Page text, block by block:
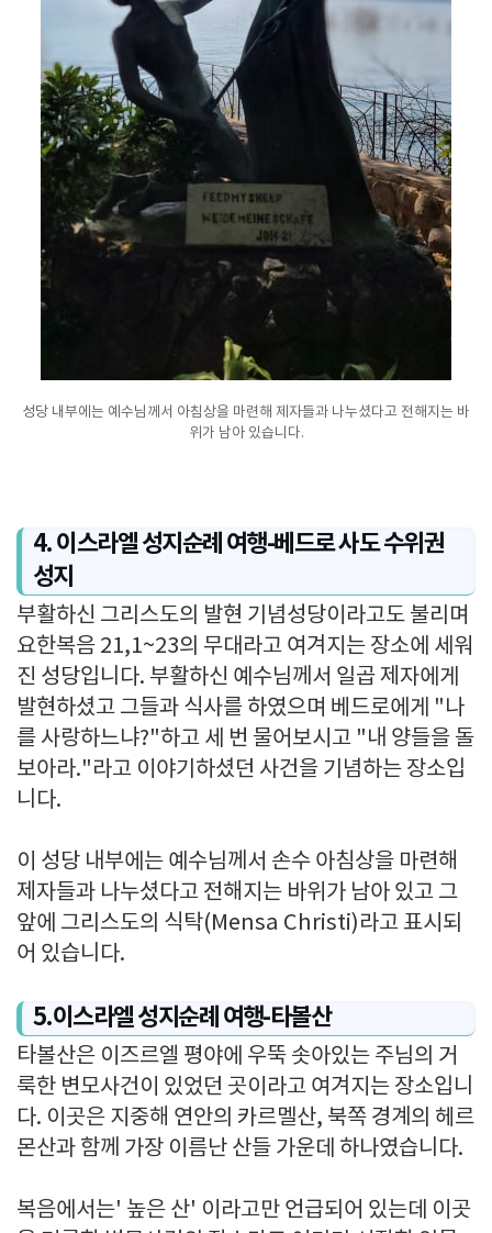
성당 내부에는 예수님께서 아침상을 마련해 제자들과 나누셨다고 전해지는 바
위가 남아 있습니다.
4. 이스라엘 성지순례 여행-베드로 사도 수위권
성지
부활하신 그리스도의 발현 기념성당이라고도 불리며
요한복음 21,1~23의 무대라고 여겨지는 장소에 세워
진 성당입니다. 부활하신 예수님께서 일곱 제자에게
발현하셨고 그들과 식사를 하였으며 베드로에게 "나
를 사랑하느냐?"하고 세 번 물어보시고 "내 양들을 돌
보아라."라고 이야기하셨던 사건을 기념하는 장소입
니다.
이 성당 내부에는 예수님께서 손수 아침상을 마련해
제자들과 나누셨다고 전해지는 바위가 남아 있고 그
앞에 그리스도의 식탁(Mensa Christi)라고 표시되
어 있습니다.
5.이스라엘 성지순례 여행-타볼산
타볼산은 이즈르엘 평야에 우뚝 솟아있는 주님의 거
룩한 변모사건이 있었던 곳이라고 여겨지는 장소입니
다. 이곳은 지중해 연안의 카르멜산, 북쪽 경계의 헤르
몬산과 함께 가장 이름난 산들 가운데 하나였습니다.
복음에서는' 높은 산' 이라고만 언급되어 있는데 이곳